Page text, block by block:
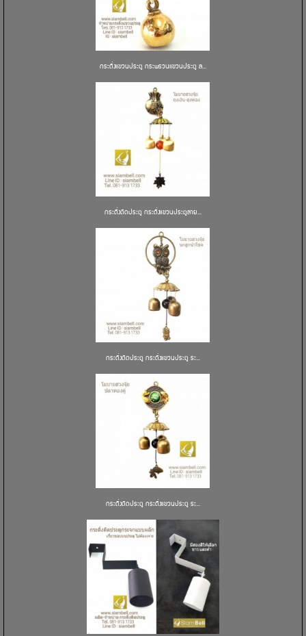
กระดิ่งแขวนประตู กระพรวนแขวนประตู ล...
กระดิ่งติดประตู กระดิ่งแขวนประตูลาย...
กระดิ่งติดประตู กระดิ่งแขวนประตู ระ...
กระดิ่งติดประตู กระดิ่งแขวนประตู ระ...